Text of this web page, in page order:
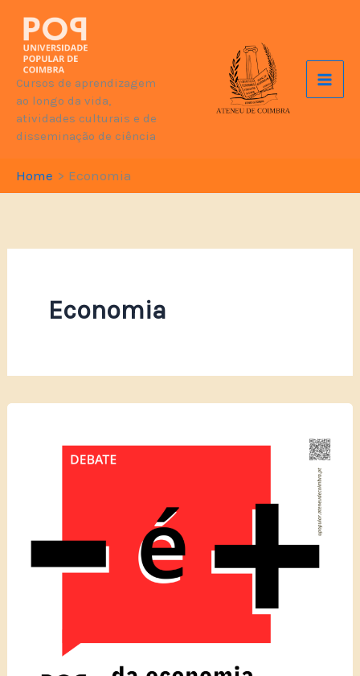
content
Cursos de aprendizagem
ao longo da vida,
atividades culturais e de
disseminação de ciência
Home Economia
Economia